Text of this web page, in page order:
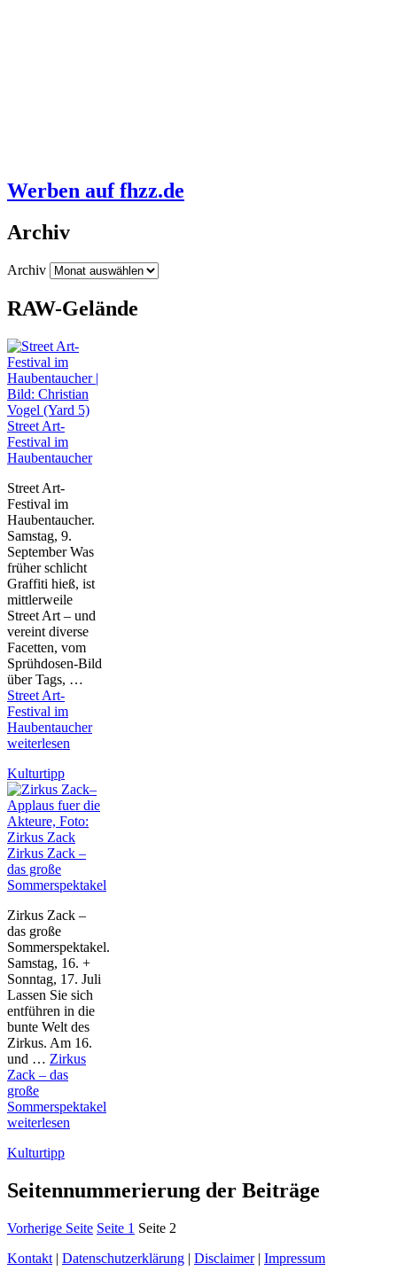
Werben auf fhzz.de
Archiv
Archiv
RAW-Gelände
Street Art-
Festival im
Haubentaucher
Street Art-
Festival im
Haubentaucher.
Samstag, 9.
September Was
früher schlicht
Graffiti hieß, ist
mittlerweile
Street Art – und
vereint diverse
Facetten, vom
Sprühdosen-Bild
über Tags, …
Street Art-
Festival im
Haubentaucher
weiterlesen
Kulturtipp
Zirkus Zack –
das große
Sommerspektakel
Zirkus Zack –
das große
Sommerspektakel.
Samstag, 16. +
Sonntag, 17. Juli
Lassen Sie sich
entführen in die
bunte Welt des
Zirkus. Am 16.
und … Zirkus
Zack – das
große
Sommerspektakel
weiterlesen
Kulturtipp
Seitennummerierung der Beiträge
Vorherige Seite Seite 1 Seite 2
Kontakt | Datenschutzerklärung | Disclaimer| Impressum